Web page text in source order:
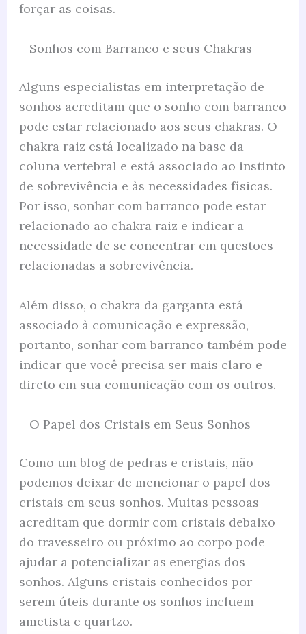
forçar as coisas.
Sonhos com Barranco e seus Chakras
Alguns especialistas em interpretação de
sonhos acreditam que o sonho com barranco
pode estar relacionado aos seus chakras. O
chakra raiz está localizado na base da
coluna vertebral e está associado ao instinto
de sobrevivência e às necessidades físicas.
Por isso, sonhar com barranco pode estar
relacionado ao chakra raiz e indicar a
necessidade de se concentrar em questões
relacionadas a sobrevivência.
Além disso, o chakra da garganta está
associado à comunicação e expressão,
portanto, sonhar com barranco também pode
indicar que você precisa ser mais claro e
direto em sua comunicação com os outros.
O Papel dos Cristais em Seus Sonhos
Como um blog de pedras e cristais, não
podemos deixar de mencionar o papel dos
cristais em seus sonhos. Muitas pessoas
acreditam que dormir com cristais debaixo
do travesseiro ou próximo ao corpo pode
ajudar a potencializar as energias dos
sonhos. Alguns cristais conhecidos por
serem úteis durante os sonhos incluem
ametista e quartzo.